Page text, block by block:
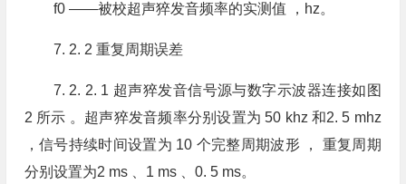
f0 ——被校超声猝发音频率的实测值 ，hz。
7. 2. 2 重复周期误差
7. 2. 2. 1 超声猝发音信号源与数字示波器连接如图
2 所示 。超声猝发音频率分别设置为 50 khz 和2. 5 mhz
，信号持续时间设置为 10 个完整周期波形 ， 重复周期
分别设置为2 ms 、1 ms 、0. 5 ms。